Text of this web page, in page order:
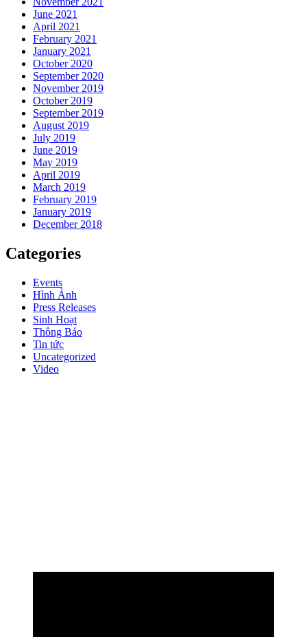
June 2021
April 2021
February 2021
January 2021
October 2020
September 2020
November 2019
October 2019
September 2019
August 2019
July 2019
June 2019
May 2019
April 2019
March 2019
February 2019
January 2019
December 2018
Categories
Events
Hình Ảnh
Press Releases
Sinh Hoạt
Thông Báo
Tin tức
Uncategorized
Video